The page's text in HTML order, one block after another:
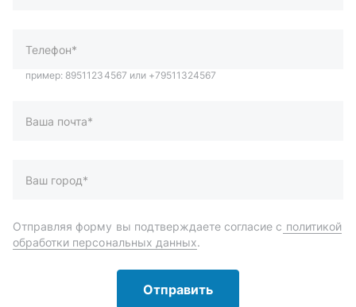
Отправить
Автозапчасти и комплектующие